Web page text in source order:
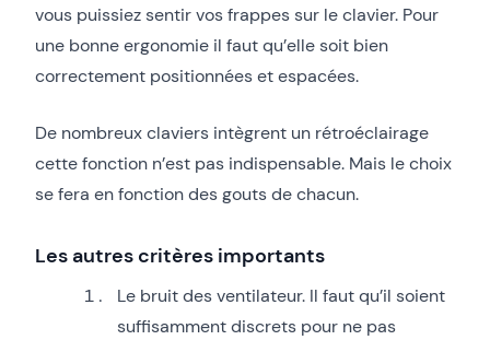
vous puissiez sentir vos frappes sur le clavier. Pour
une bonne ergonomie il faut qu’elle soit bien
correctement positionnées et espacées.
De nombreux claviers intègrent un rétroéclairage
cette fonction n’est pas indispensable. Mais le choix
se fera en fonction des gouts de chacun.
Les autres critères importants
Le bruit des ventilateur. Il faut qu’il soient
suffisamment discrets pour ne pas